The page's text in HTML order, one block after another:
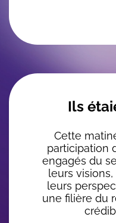
WYSIWYG
Ils
Cette
participation
engagés du
leurs
leurs
une filière du